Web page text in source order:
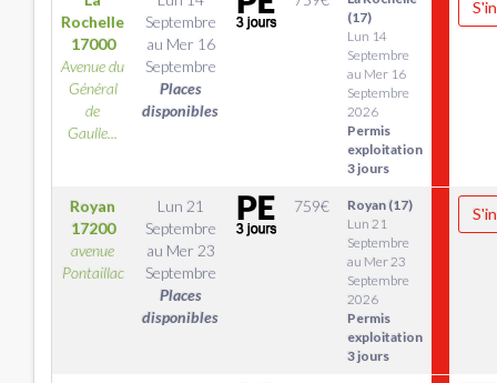
Rochelle
17000
Avenue du
Général
de
Gaulle...
Septembre
au Mer 16
Septembre
Places
disponibles
(17)
Lun 14
Septembre
au Mer 16
Septembre
2026
Permis
exploitation
3 jours
Royan
17200
avenue
Pontaillac
Lun 21
Septembre
au Mer 23
Septembre
Places
disponibles
759€
Royan (17)
Lun 21
Septembre
au Mer 23
Septembre
2026
Permis
exploitation
3 jours